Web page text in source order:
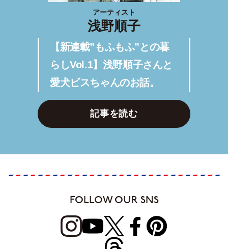
アーティスト
浅野順子
【新連載”もふもふ”との暮
らしVol.1】浅野順子さんと
愛犬ビスちゃんのお話。
記事を読む
FOLLOW OUR SNS